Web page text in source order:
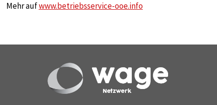
Mehr aufwww.betriebsservice-ooe.info
google_tagmanager
Anbieter:
Google
Zweck: